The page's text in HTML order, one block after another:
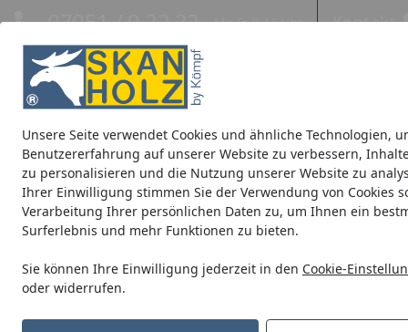
Unsere Seite verwendet Cookies und ähnliche Technologien,
Benutzererfahrung auf unserer Website zu verbessern,
zu personalisieren und die Nutzung unserer Website zu
Ihrer Einwilligung stimmen Sie der Verwendung von Cookies
Verarbeitung Ihrer persönlichen Daten zu, um Ihnen ein
Surferlebnis und mehr Funktionen zu bieten.
Sie können Ihre Einwilligung jederzeit in den Cookie-
oder widerrufen.
Eigene Montage-Teams
07051 / 9 22 22 Mo-Fr. 8-16 Uhr Kontakt
Blockbohlenhäuser CrossCube Pavillons
Startseite
Skan Holz Fensterläden für Blockbohlenhäuser